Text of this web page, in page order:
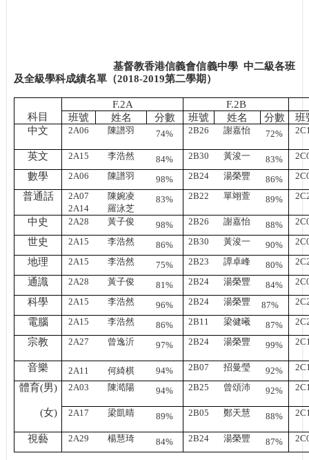
基督教香港信義會信義中學 中二級各班
及全級學科成績名單（2018-2019第二學期）
F.2A
F.2B
科目
班號 姓名 分數 班號 姓名 分數
班
中文
2A06 陳譜羽 74% 2B26 謝嘉怡 72%
英文 2A15 李浩然 84% 2B30 黃浚一 83%
數學 2A06 陳譜羽 98% 2B24 湯榮豐 86%
普通話
2A07
2A14
陳婉凌
羅泳芝
83% 2B22 單翊萱 89%
中史 2A28 黃子俊 98% 2B26 謝嘉怡 88%
世史 2A15 李浩然 86% 2B30 黃浚一 90%
地理 2A15 李浩然 75% 2B23 譚卓峰 80%
通識 2A28 黃子俊 81% 2B24 湯榮豐 84%
科學 2A15 李浩然 96% 2B24 湯榮豐 87%
電腦 2A15 李浩然 86% 2B11 梁健曦 87%
宗教 2A27 曾逸沂 97% 2B24 湯榮豐 99%
音樂 2A11 何綺棋 94% 2B07 招曼瑩 92%
體育(男) 2A03 陳澔陽 94% 2B25 曾頌沛 92%
(女) 2A17 梁凱晴 89% 2B05 鄭天慧 88%
視藝 2A29 楊慧琦 84% 2B24 湯榮豐 87%